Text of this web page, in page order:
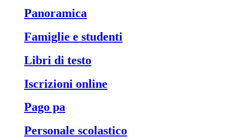
panoramica
famiglie e studenti
libri di testo
iscrizioni online
pago pa
personale scolastico